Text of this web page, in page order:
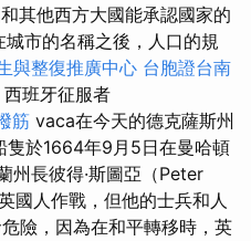
其他西方大國能承認國家的
城市的名稱之後，人口的規
與整復推廣中心 台胞證台南
班牙征服者
筋 vaca在今天的德克薩斯州
隻於1664年9月5日在曼哈頓
州長彼得·斯圖亞（Peter
國人作戰，但他的士兵和人
險，因為在和平轉移時，英